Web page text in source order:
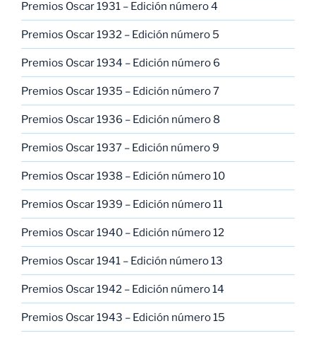
Premios Oscar 1931 – Edición número 4
Premios Oscar 1932 – Edición número 5
Premios Oscar 1934 – Edición número 6
Premios Oscar 1935 – Edición número 7
Premios Oscar 1936 – Edición número 8
Premios Oscar 1937 – Edición número 9
Premios Oscar 1938 – Edición número 10
Premios Oscar 1939 – Edición número 11
Premios Oscar 1940 – Edición número 12
Premios Oscar 1941 – Edición número 13
Premios Oscar 1942 – Edición número 14
Premios Oscar 1943 – Edición número 15